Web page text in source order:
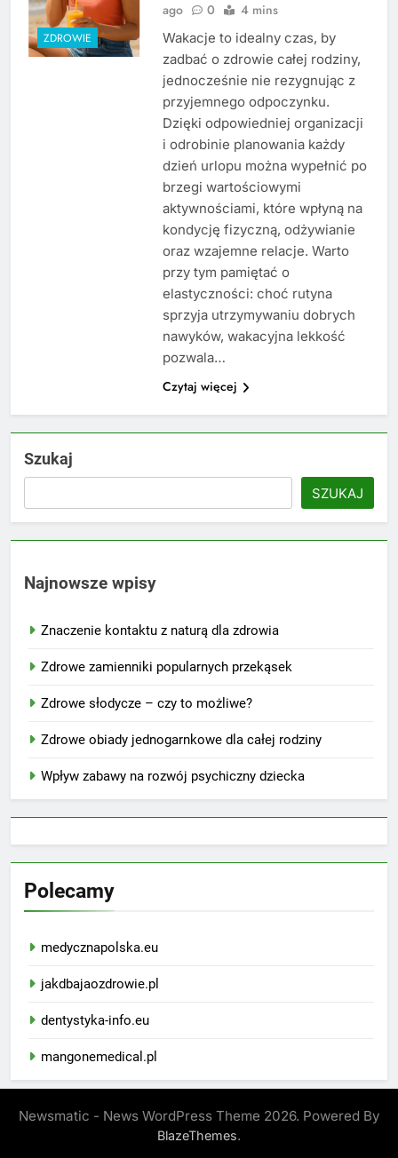
ZDROWIE
ago
0 4 mins
Wakacje to idealny czas, by
zadbać o zdrowie całej rodziny,
jednocześnie nie rezygnując z
przyjemnego odpoczynku.
Dzięki odpowiedniej organizacji
i odrobinie planowania każdy
dzień urlopu można wypełnić po
brzegi wartościowymi
aktywnościami, które wpłyną na
kondycję fizyczną, odżywianie
oraz wzajemne relacje. Warto
przy tym pamiętać o
elastyczności: choć rutyna
sprzyja utrzymywaniu dobrych
nawyków, wakacyjna lekkość
pozwala…
Czytaj więcej
Szukaj
SZUKAJ
Najnowsze wpisy
Znaczenie kontaktu z naturą dla zdrowia
Zdrowe zamienniki popularnych przekąsek
Zdrowe słodycze – czy to możliwe?
Zdrowe obiady jednogarnkowe dla całej rodziny
Wpływ zabawy na rozwój psychiczny dziecka
Polecamy
medycznapolska.eu
jakdbajaozdrowie.pl
dentystyka-info.eu
mangonemedical.pl
Newsmatic - News WordPress Theme 2026. Powered By
BlazeThemes.